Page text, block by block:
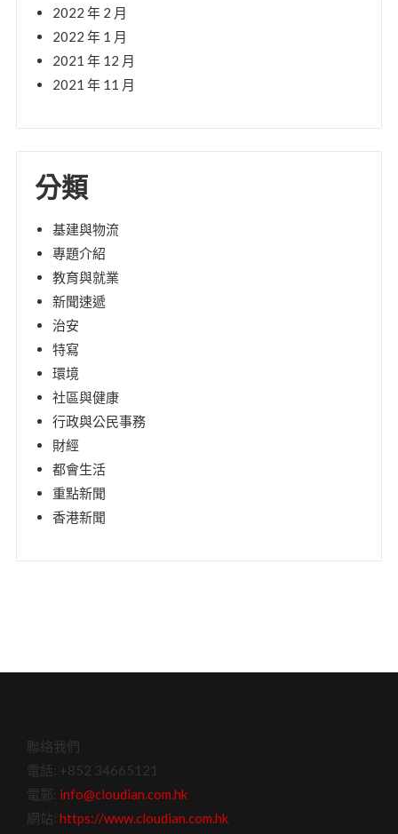
2022 年 2 月
2022 年 1 月
2021 年 12 月
2021 年 11 月
分類
基建與物流
專題介紹
教育與就業
新聞速遞
治安
特寫
環境
社區與健康
行政與公民事務
財經
都會生活
重點新聞
香港新聞
聯絡我們
電話: +852 34665121
電郵: info@cloudian.com.hk
網站:https://www.cloudian.com.hk